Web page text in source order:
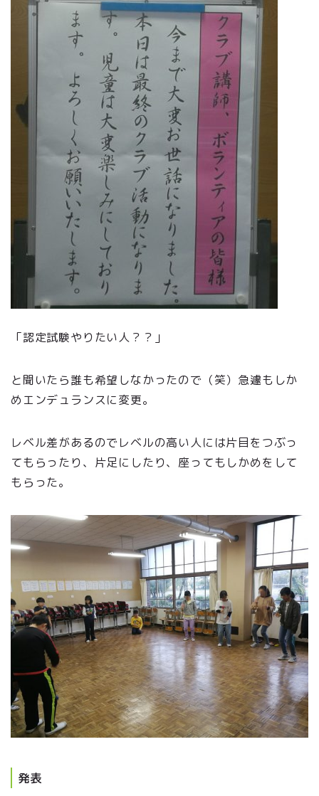
「認定試験やりたい人？？」
と聞いたら誰も希望しなかったので（笑）急遽もしか
めエンデュランスに変更。
レベル差があるのでレベルの高い人には片目をつぶっ
てもらったり、片足にしたり、座ってもしかめをして
もらった。
発表